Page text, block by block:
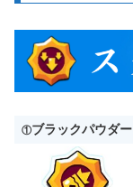
①ブラックパウダー